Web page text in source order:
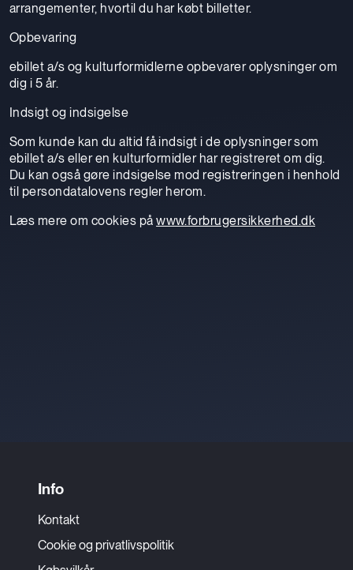
arrangementer, hvortil du har købt billetter.
Opbevaring
ebillet a/s og kulturformidlerne opbevarer oplysninger om
dig i 5 år.
Indsigt og indsigelse
Som kunde kan du altid få indsigt i de oplysninger som
ebillet a/s eller en kulturformidler har registreret om dig.
Du kan også gøre indsigelse mod registreringen i henhold
til persondatalovens regler herom.
Læs mere om cookies påwww.forbrugersikkerhed.dk
Info
Kontakt
Cookie og privatlivspolitik